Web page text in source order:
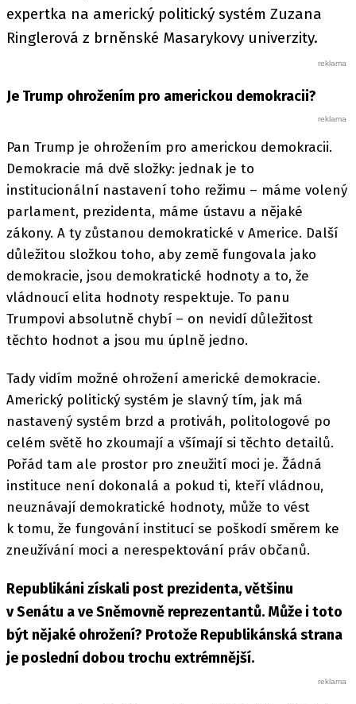
expertka na americký politický systém Zuzana
Ringlerová z brněnské Masarykovy univerzity.
Je Trump ohrožením pro americkou demokracii?
Pan Trump je ohrožením pro americkou demokracii.
Demokracie má dvě složky: jednak je to
institucionální nastavení toho režimu – máme volený
parlament, prezidenta, máme ústavu a nějaké
zákony. A ty zůstanou demokratické v Americe. Další
důležitou složkou toho, aby země fungovala jako
demokracie, jsou demokratické hodnoty a to, že
vládnoucí elita hodnoty respektuje. To panu
Trumpovi absolutně chybí – on nevidí důležitost
těchto hodnot a jsou mu úplně jedno.
Tady vidím možné ohrožení americké demokracie.
Americký politický systém je slavný tím, jak má
nastavený systém brzd a protiváh, politologové po
celém světě ho zkoumají a všímají si těchto detailů.
Pořád tam ale prostor pro zneužití moci je. Žádná
instituce není dokonalá a pokud ti, kteří vládnou,
neuznávají demokratické hodnoty, může to vést
k tomu, že fungování institucí se poškodí směrem ke
zneužívání moci a nerespektování práv občanů.
Republikáni získali post prezidenta, většinu
v Senátu a ve Sněmovně reprezentantů. Může i toto
být nějaké ohrožení? Protože Republikánská strana
je poslední dobou trochu extrémnější.